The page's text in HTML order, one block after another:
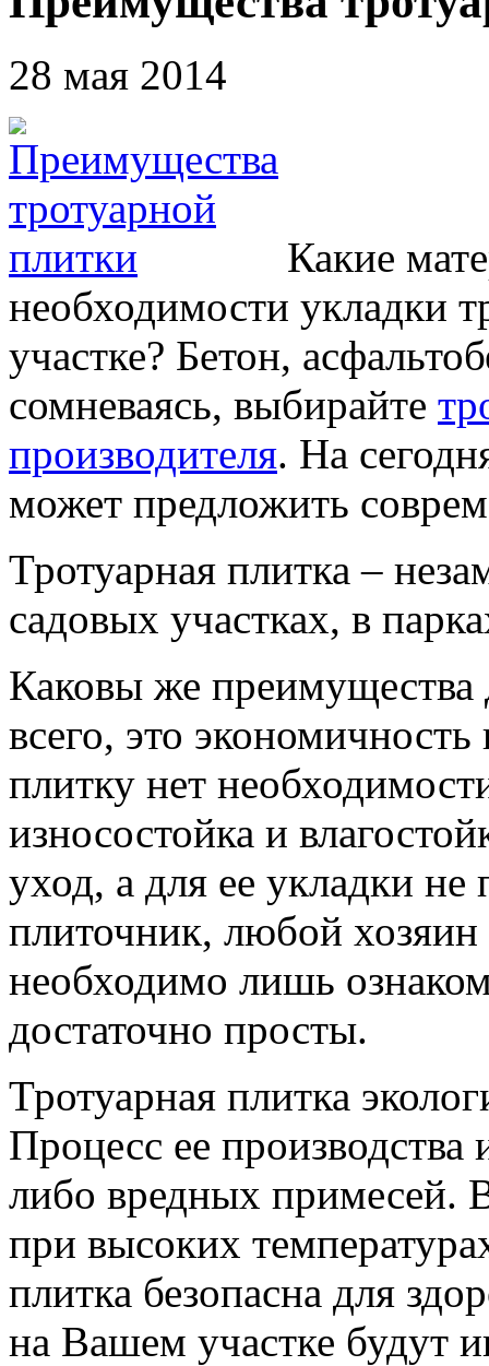
28 мая 2014
Какие
необходимости укладки
участке? Бетон,
сомневаясь, выбирайте
производителя. На
может предложить
Тротуарная плитка –
садовых участках, в
Каковы же преимущества
всего, это
плитку нет
износостойка и
уход, а для ее укладки не
плиточник, любой хозяин
необходимо лишь
достаточно просты.
Тротуарная плитка
Процесс ее производства
либо вредных примесей.
при высоких
плитка безопасна для
на Вашем участке будут